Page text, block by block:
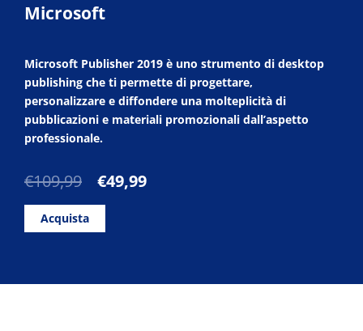
Microsoft
Microsoft Publisher 2019 è uno strumento di desktop
publishing che ti permette di progettare,
personalizzare e diffondere una molteplicità di
pubblicazioni e materiali promozionali dall’aspetto
professionale.
€109,99
Il
era:
€49,99Il
Acquista